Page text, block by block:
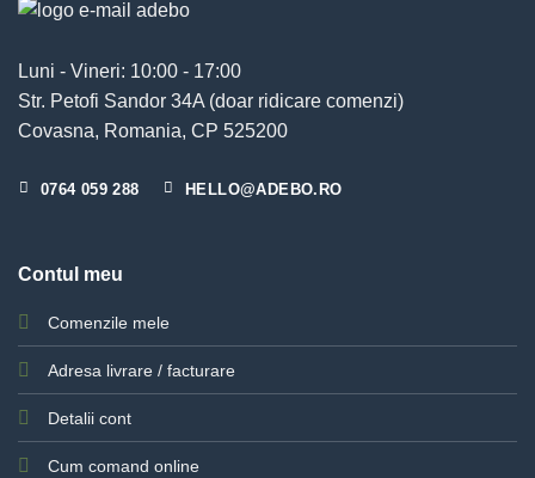
Luni - Vineri: 10:00 - 17:00
Str. Petofi Sandor 34A (doar ridicare comenzi)
Covasna, Romania, CP 525200
0764 059 288 HELLO@ADEBO.RO
Contul meu
Comenzile mele
Adresa livrare / facturare
Detalii cont
Cum comand online